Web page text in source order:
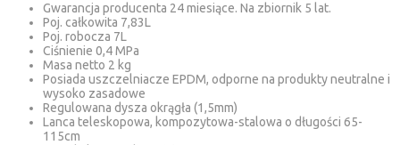
Gwarancja producenta 24 miesiące. Na zbiornik 5 lat.
Poj. całkowita 7,83L
Poj. robocza 7L
Ciśnienie 0,4 MPa
Masa netto 2 kg
Posiada uszczelniacze EPDM, odporne na produkty neutralne i
wysoko zasadowe
Regulowana dysza okrągła (1,5mm)
Lanca teleskopowa, kompozytowa-stalowa o długości 65-
115cm